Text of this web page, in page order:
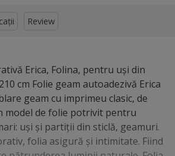
Review
Erica, Folina, pentru uşi din
cm Folie geam autoadezivă Erica
geam cu imprimeu clasic, de
model de folie potrivit pentru
uşi şi partiţii din sticlă, geamuri.
folia asigură şi intimitate. Fiind